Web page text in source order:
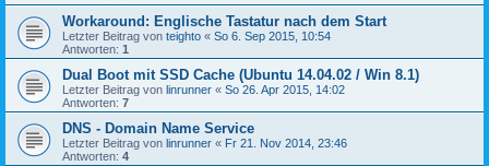
Workaround: Englische Tastatur nach dem Start
Letzter Beitrag von teighto « So 6. Sep 2015, 10:54
Antworten: 1
Dual Boot mit SSD Cache (Ubuntu 14.04.02 / Win 8.1)
Letzter Beitrag von linrunner « So 26. Apr 2015, 14:02
Antworten: 7
DNS - Domain Name Service
Letzter Beitrag von linrunner « Fr 21. Nov 2014, 23:46
Antworten: 4